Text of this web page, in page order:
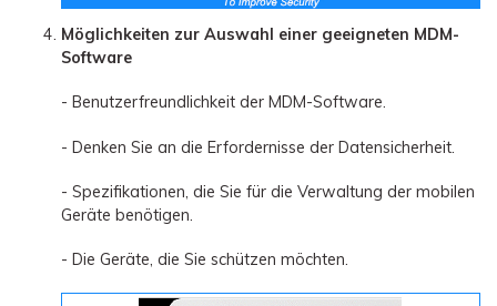
Möglichkeiten zur Auswahl einer geeigneten MDM-
Software
- Benutzerfreundlichkeit der MDM-Software.
- Denken Sie an die Erfordernisse der Datensicherheit.
- Spezifikationen, die Sie für die Verwaltung der mobilen
Geräte benötigen.
- Die Geräte, die Sie schützen möchten.